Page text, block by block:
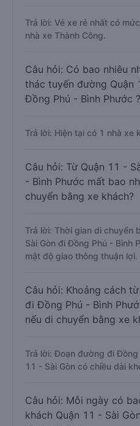
Trả lời: Vé xe rẻ nhất có
nhà xe Thành Công.
Câu hỏi: Có bao nhiêu
thác tuyến đường Quận
Đồng Phú - Bình Phước ?
Trả lời: Hiện tại có 1 nhà xe
Câu hỏi: Từ Quận 11 -
- Bình Phước mất bao
chuyển bằng xe khách?
Trả lời: Thời gian di chuyển
Sài Gòn đi Đồng Phú - Bình
mật độ giao thông thuận lợi.
Câu hỏi: Khoảng cách
đi Đồng Phú - Bình
nếu di chuyển bằng xe
Trả lời: Đoạn đường đi
11 - Sài Gòn có chiều dài
Câu hỏi: Mỗi ngày có
khách Quận 11 - Sài